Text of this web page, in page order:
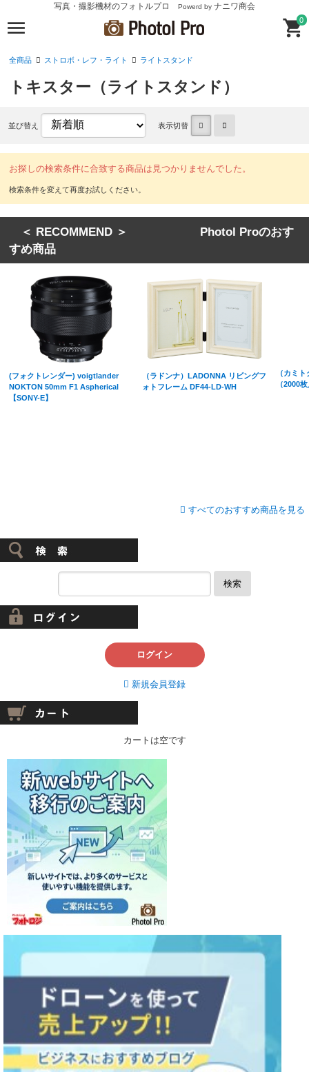
写真・撮影機材のフォトルプロ Powerd by ナニワ商会
0
全商品 ストロボ・レフ・ライト ライトスタンド
トキスター（ライトスタンド）
並び替え 表示切替
お探しの検索条件に合致する商品は見つかりませんでした。
＜ RECOMMEND ＞ Photol Proのおす
すめ商品
(フォクトレンダー) voigtlander
NOKTON 50mm F1 Aspherical
【SONY-E】
（ラドンナ）LADONNA リビングフ
ォトフレーム DF44-LD-WH
（カミ
（2000
すべてのおすすめ商品を見る
検索
ログイン
新規会員登録
カートは空です